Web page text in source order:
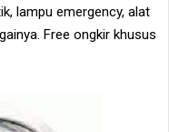
lampu emergency, alat
Free ongkir khusus